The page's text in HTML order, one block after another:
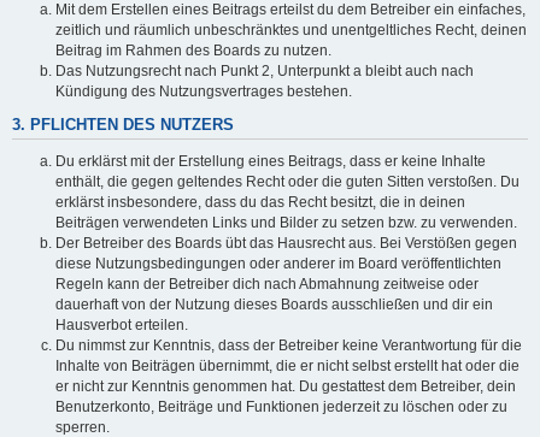
Mit dem Erstellen eines Beitrags erteilst du dem Betreiber ein einfaches,
zeitlich und räumlich unbeschränktes und unentgeltliches Recht, deinen
Beitrag im Rahmen des Boards zu nutzen.
Das Nutzungsrecht nach Punkt 2, Unterpunkt a bleibt auch nach
Kündigung des Nutzungsvertrages bestehen.
3. PFLICHTEN DES NUTZERS
Du erklärst mit der Erstellung eines Beitrags, dass er keine Inhalte
enthält, die gegen geltendes Recht oder die guten Sitten verstoßen. Du
erklärst insbesondere, dass du das Recht besitzt, die in deinen
Beiträgen verwendeten Links und Bilder zu setzen bzw. zu verwenden.
Der Betreiber des Boards übt das Hausrecht aus. Bei Verstößen gegen
diese Nutzungsbedingungen oder anderer im Board veröffentlichten
Regeln kann der Betreiber dich nach Abmahnung zeitweise oder
dauerhaft von der Nutzung dieses Boards ausschließen und dir ein
Hausverbot erteilen.
Du nimmst zur Kenntnis, dass der Betreiber keine Verantwortung für die
Inhalte von Beiträgen übernimmt, die er nicht selbst erstellt hat oder die
er nicht zur Kenntnis genommen hat. Du gestattest dem Betreiber, dein
Benutzerkonto, Beiträge und Funktionen jederzeit zu löschen oder zu
sperren.